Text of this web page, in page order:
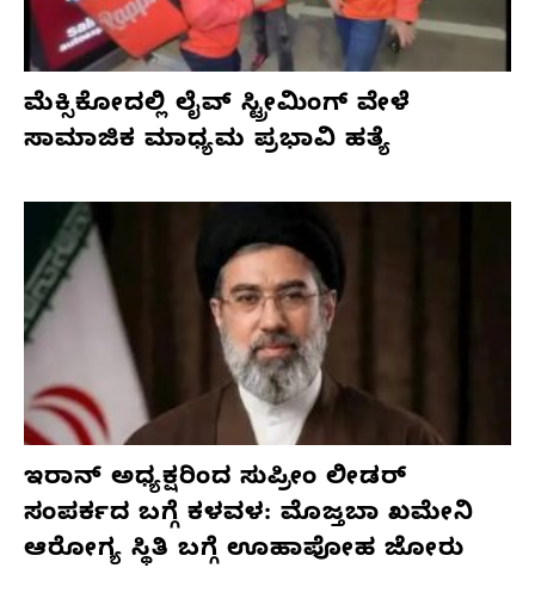
ಮೆಕ್ಸಿಕೋದಲ್ಲಿ ಲೈವ್ ಸ್ಟ್ರೀಮಿಂಗ್ ವೇಳೆ
ಸಾಮಾಜಿಕ ಮಾಧ್ಯಮ ಪ್ರಭಾವಿ ಹತ್ಯೆ
ಇರಾನ್ ಅಧ್ಯಕ್ಷರಿಂದ ಸುಪ್ರೀಂ ಲೀಡರ್
ಸಂಪರ್ಕದ ಬಗ್ಗೆ ಕಳವಳ: ಮೊಜ್ತಬಾ ಖಮೇನಿ
ಆರೋಗ್ಯ ಸ್ಥಿತಿ ಬಗ್ಗೆ ಊಹಾಪೋಹ ಜೋರು